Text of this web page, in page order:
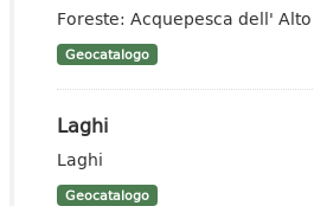
Foreste: Acquepesca dell'
Geocatalogo
Laghi
Laghi
Geocatalogo